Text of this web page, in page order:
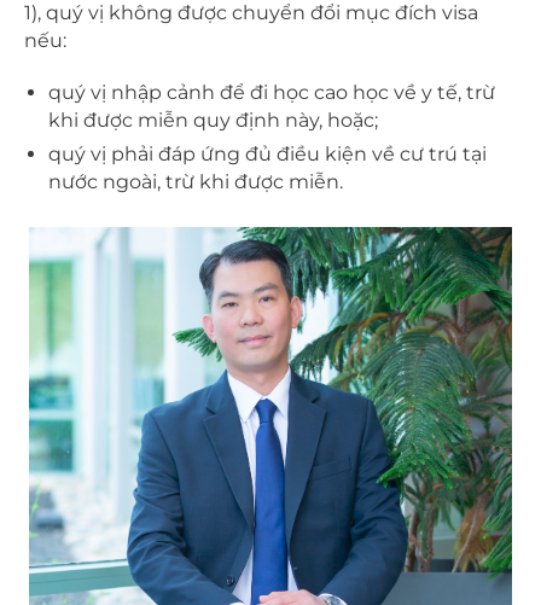
1), quý vị không được chuyển đổi mục đích visa
nếu:
quý vị nhập cảnh để đi học cao học về y tế, trừ
khi được miễn quy định này, hoặc;
quý vị phải đáp ứng đủ điều kiện về cư trú tại
nước ngoài, trừ khi được miễn.